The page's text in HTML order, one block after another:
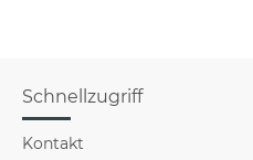
Schnellzugriff
Kontakt